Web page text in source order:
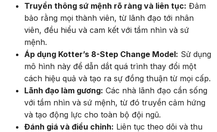
Truyền thông sứ mệnh rõ ràng và liên tục: Đảm
bảo rằng mọi thành viên, từ lãnh đạo tới nhân
viên, đều hiểu và cam kết với tầm nhìn và sứ
mệnh.
Áp dụng Kotter’s 8-Step Change Model: Sử dụng
mô hình này để dẫn dắt quá trình thay đổi một
cách hiệu quả và tạo ra sự đồng thuận từ mọi cấp.
Lãnh đạo làm gương: Các nhà lãnh đạo cần sống
với tầm nhìn và sứ mệnh, từ đó truyền cảm hứng
và tạo động lực cho toàn bộ đội ngũ.
Đánh giá và điều chỉnh: Liên tục theo dõi và thu